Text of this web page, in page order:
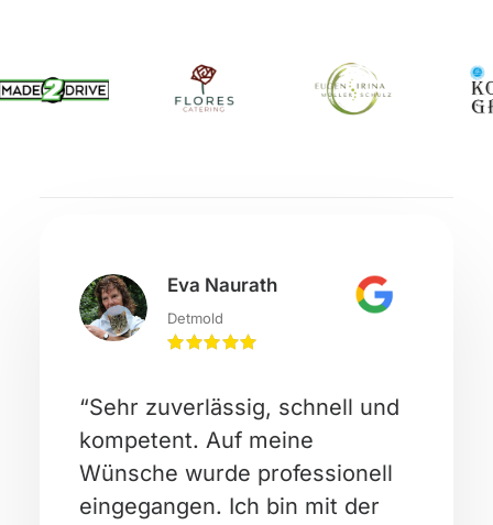
Eva Naurath
Detmold
“Sehr zuverlässig, schnell und
kompetent. Auf meine
Wünsche wurde professionell
eingegangen. Ich bin mit der